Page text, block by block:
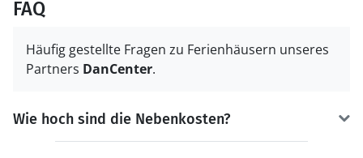
FAQ
Häufig gestellte Fragen zu Ferienhäusern unseres
Partners DanCenter.
Wie hoch sind die Nebenkosten?